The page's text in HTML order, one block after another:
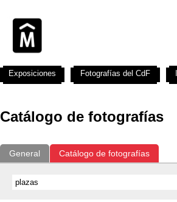
Catálogo de fotografías
General Catálogo de fotografías
Exposiciones Fotografías del CdF